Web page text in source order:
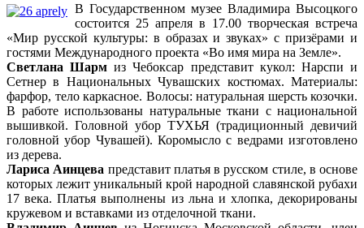
В Государственном музее Владимира Высоцкого
состоится 25 апреля в 17.00 творческая встреча
«Мир русской культуры: в образах и звуках» с призёрами и
гостями Международного проекта «Во имя мира на Земле».
Светлана Шарм из Чебоксар представит кукол: Нарспи и
Сетнер в Национальных Чувашских костюмах. Материалы:
фарфор, тело каркасное. Волосы: натуральная шерсть козочки.
В работе использованы натуральные ткани с национальной
вышивкой. Головной убор ТУХЬЯ (традиционный девичий
головной убор Чувашей). Коромысло с ведрами изготовлено
из дерева.
Лариса Аинцева представит платья в русском стиле, в основе
которых лежит уникальный крой народной славянской рубахи
17 века. Платья выполнены из льна и хлопка, декорированы
кружевом и вставками из отделочной ткани.